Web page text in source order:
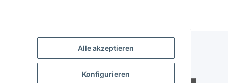
Alle akzeptieren
Konfigurieren